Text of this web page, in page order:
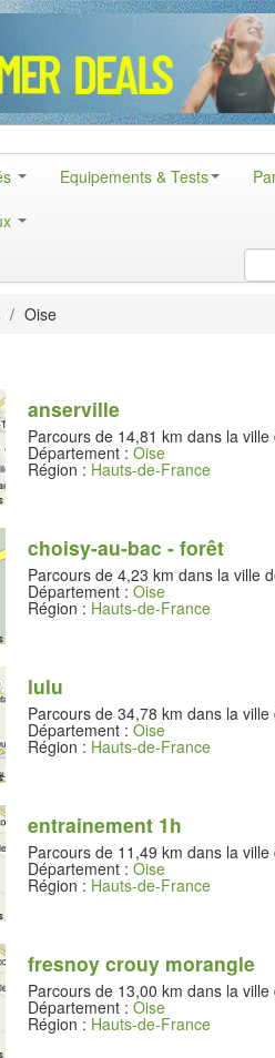
Equipements & Tests
/ Oise
anserville
Parcours de 14,81 km dans la ville
Département : Oise
Région : Hauts-de-France
choisy-au-bac - forêt
Parcours de 4,23 km dans la ville
Département : Oise
Région : Hauts-de-France
lulu
Parcours de 34,78 km dans la ville
Département : Oise
Région : Hauts-de-France
entrainement 1h
Parcours de 11,49 km dans la ville
Département : Oise
Région : Hauts-de-France
fresnoy crouy morangle
Parcours de 13,00 km dans la ville
Département : Oise
Région : Hauts-de-France